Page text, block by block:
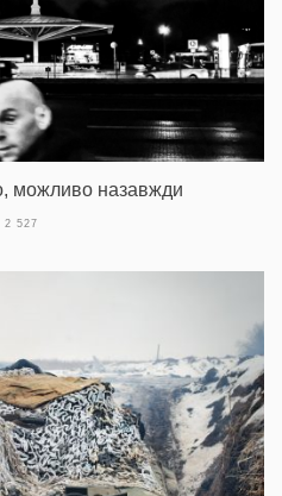
можливо назавжди
2 527